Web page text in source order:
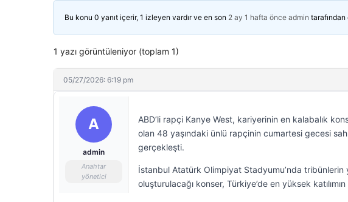
Bu konu 0 yanıt içerir, 1 izleyen vardır ve en son 2 ay 1 hafta önce admin
1 yazı görüntüleniyor (toplam 1)
05/27/2026: 6:19 pm
A
admin
Anahtar
yönetici
ABD’li rapçi Kanye West, kariyerinin en kalabalık
olan 48 yaşındaki ünlü rapçinin cumartesi gecesi
gerçekleşti.
İstanbul Atatürk Olimpiyat Stadyumu’nda tribünlerin
oluşturulacağı konser, Türkiye’de en yüksek